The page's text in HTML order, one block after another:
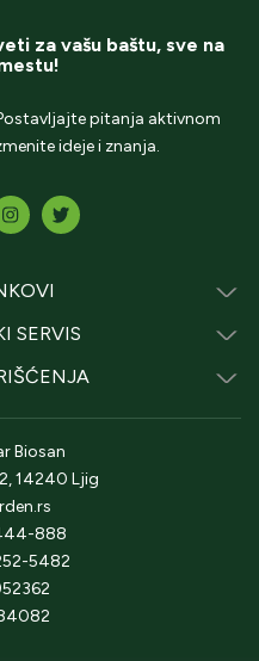
za vašu baštu, sve na
pitanja aktivnom
ideje i znanja.
SERVIS
Biosan
14240 Ljig
888
5482